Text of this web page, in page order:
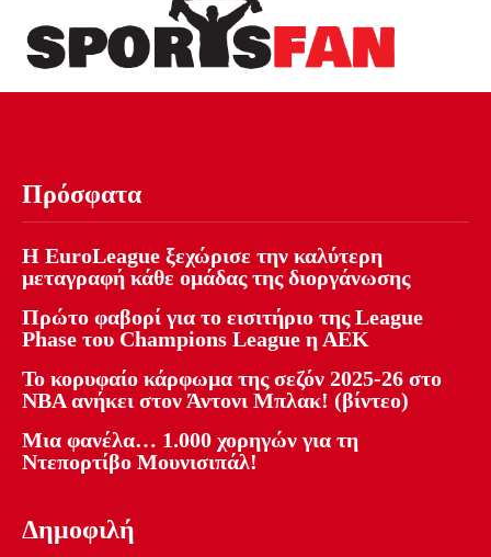
Πρόσφατα
Η EuroLeague ξεχώρισε την καλύτερη
μεταγραφή κάθε ομάδας της διοργάνωσης
Πρώτο φαβορί για το εισιτήριο της League
Phase του Champions League η ΑΕΚ
Το κορυφαίο κάρφωμα της σεζόν 2025-26 στο
NBA ανήκει στον Άντονι Μπλακ! (βίντεο)
Μια φανέλα… 1.000 χορηγών για τη
Ντεπορτίβο Μουνισιπάλ!
Δημοφιλή